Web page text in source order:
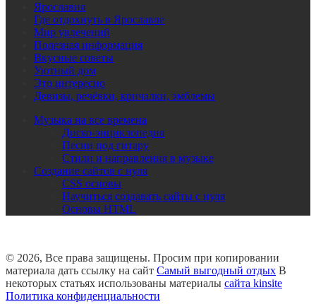
Ярославия
Где отдохнуть в Ярославле
Мир увлечений
Полезная информация
Вкусные советы
Уютный дом
Это интересно
Девизы, речёвки, кричалки, эмблемы
Музыка на все времена
Диско-энциклопедия
Песни под гитару
Стили и направления в музыке
Создание сайтов с нуля
CSS основы
Научиться создавать сайты с нуля
Основы HTML
© 2026, Все права защищены. Просим при копировании
материала дать ссылку на сайт Самый выгодный отдых В
некоторых статьях использованы материалы сайта kinsite
Политика конфиденциальности